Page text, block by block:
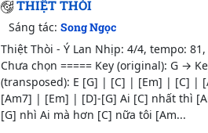
THIỆT THÒI
Sáng tác:Song Ngọc
Thiệt Thòi - Ý Lan Nhịp: 4/4, tempo:
Chưa chọn ===== Key (original): G →
(transposed): E [G] | [C] | [Em] | [C] |
[Am7] | [Em] | [D]-[G] Ai [C] nhất thì
[G] nhì Ai mà hơn [C] nữa tôi [Am...